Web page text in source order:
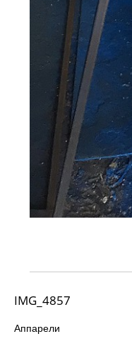
IMG_4857
Аппарели